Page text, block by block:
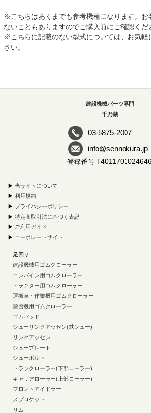
※こちらはあくまでも参考機種になります。お
ないこともありますのでご購入前にご確認くだ
※こちらに記載のない型式については、お気軽
さい。
建設機械パーツ専門
千乃蔵
03-5875-2007
info@sennokura.jp
登録番号 T4011701024646
▶ 当サイトについて
▶ 利用規約
▶ プライバシーポリシー
▶ 特定商取引法に基づく表記
▶ ご利用ガイド
▶ コーポレートサイト
足回り
建設機械用ゴムクローラー
コンバイン用ゴムクローラー
トラクター用ゴムクローラー
運搬車・作業機用ゴムクローラー
除雪機用ゴムクローラー
ゴムパッド
シューリンクアッセン(鉄シュー)
リンクアッセン
シュープレート
シューボルト
トラックローラー(下部ローラー)
キャリアローラー(上部ローラー)
フロントアイドラー
スプロケット
リム